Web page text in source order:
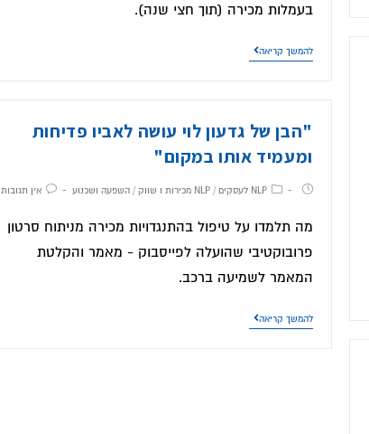
בעמלות מכירה (תוך חצי שנה).
להמשך קריאה
"הבן של גדעון לוי עושה לאביו פדיחות
ומעמיד אותו במקום"
NLP לעסקים /NLP מכירות ו שווק /השפעה ושכנוע אין תגובות
מה תלמדו על טיפול בהתנגדויות מכירה מניתוח סרטון
פרובוקטיבי שהועלה לפייסבוק - מאמר והקלטת
המאמר לשמיעה ברכב.
להמשך קריאה